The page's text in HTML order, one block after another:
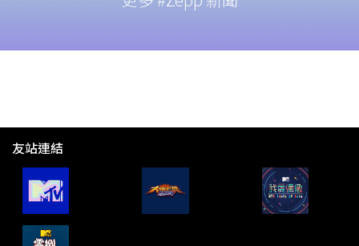
友站連結